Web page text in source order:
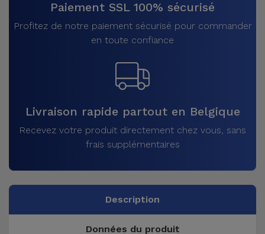
Paiement SSL 100% sécurisé
Profitez de notre paiement sécurisé pour commander
en toute confiance
Livraison rapide partout en Belgique
Recevez votre produit directement chez vous, sans
frais supplémentaires
Description
Données du produit